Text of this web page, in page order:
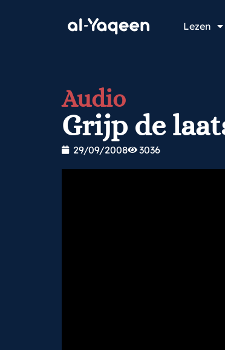
Lezen
Audio
Grijp de
29/09/2008 3036